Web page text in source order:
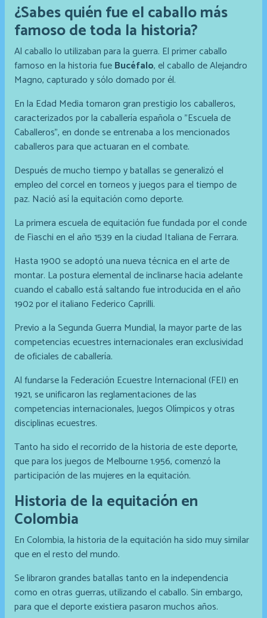
¿Sabes quién fue el caballo más
famoso de toda la historia?
Al caballo lo utilizaban para la guerra. El primer caballo
famoso en la historia fueBucéfalo, el caballo de Alejandro
Magno, capturado y sólo domado por él.
En la Edad Media tomaron gran prestigio los caballeros,
caracterizados por la caballería española o "Escuela de
Caballeros", en donde se entrenaba a los mencionados
caballeros para que actuaran en el combate.
Después de mucho tiempo y batallas se generalizó el
empleo del corcel en torneos y juegos para el tiempo de
paz. Nació así la equitación como deporte.
La primera escuela de equitación fue fundada por el conde
de Fiaschi en el año 1539 en la ciudad Italiana de Ferrara.
Hasta 1900 se adoptó una nueva técnica en el arte de
montar. La postura elemental de inclinarse hacia adelante
cuando el caballo está saltando fue introducida en el año
1902 por el italiano Federico Caprilli.
Previo a la Segunda Guerra Mundial, la mayor parte de las
competencias ecuestres internacionales eran exclusividad
de oficiales de caballería.
Al fundarse la Federación Ecuestre Internacional (FEI) en
1921, se unificaron las reglamentaciones de las
competencias internacionales, Juegos Olímpicos y otras
disciplinas ecuestres.
Tanto ha sido el recorrido de la historia de este deporte,
que para los juegos de Melbourne 1.956, comenzó la
participación de las mujeres en la equitación.
Historia de la equitación en
Colombia
En Colombia, la historia de la equitación ha sido muy similar
que en el resto del mundo.
Se libraron grandes batallas tanto en la independencia
como en otras guerras, utilizando el caballo. Sin embargo,
para que el deporte existiera pasaron muchos años.